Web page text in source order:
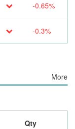
-0.65%
-0.3%
More
Qty